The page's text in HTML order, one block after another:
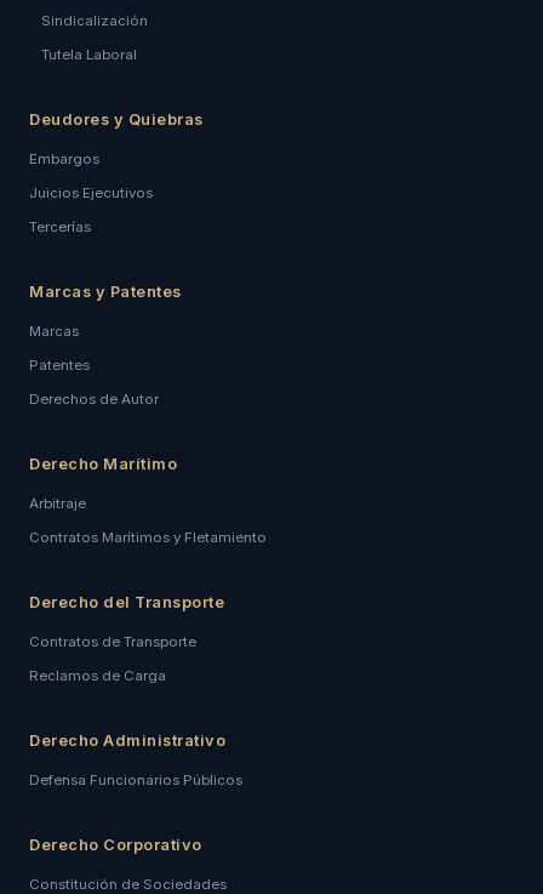
Sindicalización
Tutela Laboral
Deudores y Quiebras
Embargos
Juicios Ejecutivos
Tercerías
Marcas y Patentes
Marcas
Patentes
Derechos de Autor
Derecho Marítimo
Arbitraje
Contratos Marítimos y Fletamiento
Derecho del Transporte
Contratos de Transporte
Reclamos de Carga
Derecho Administrativo
Defensa Funcionarios Públicos
Derecho Corporativo
Constitución de Sociedades